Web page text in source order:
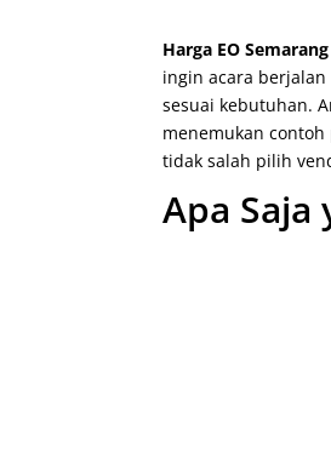
Harga EO Semarang
ingin acara
sesuai kebutuhan.
menemukan
tidak salah pilih
Apa Saja